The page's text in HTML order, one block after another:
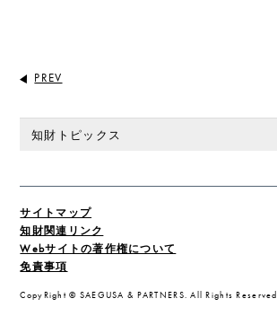
PREV
知財トピックス
サイトマップ
知財関連リンク
Webサイトの著作権について
免責事項
CopyRight © SAEGUSA & PARTNERS. All Rights Reserved.